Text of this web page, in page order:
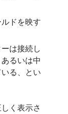
ドを映す
は接続し
るいは中
る、とい
く表示さ